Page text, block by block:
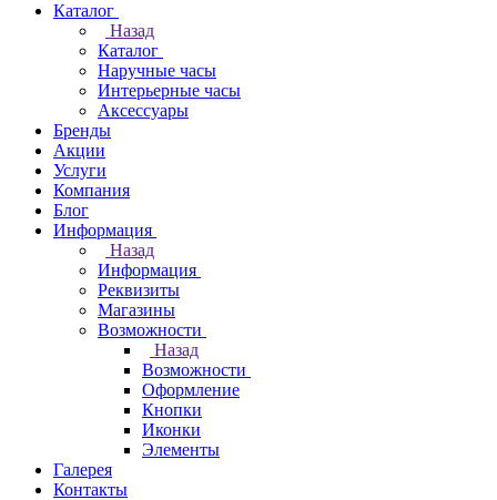
Каталог
Назад
Каталог
Наручные часы
Интерьерные часы
Аксессуары
Бренды
Акции
Услуги
Компания
Блог
Информация
Назад
Информация
Реквизиты
Магазины
Возможности
Назад
Возможности
Оформление
Кнопки
Иконки
Элементы
Галерея
Контакты